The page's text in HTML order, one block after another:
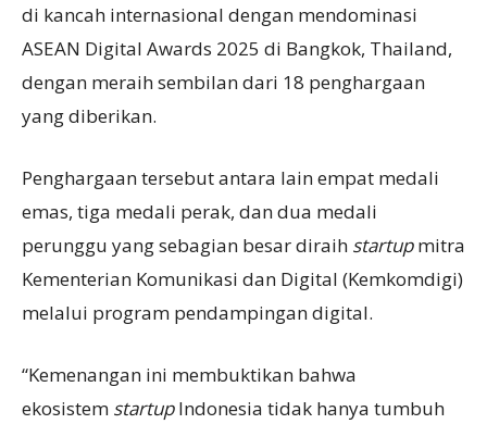
di kancah internasional dengan mendominasi
ASEAN Digital Awards 2025 di Bangkok, Thailand,
dengan meraih sembilan dari 18 penghargaan
yang diberikan.
Penghargaan tersebut antara lain empat medali
emas, tiga medali perak, dan dua medali
perunggu yang sebagian besar diraih startupmitra
Kementerian Komunikasi dan Digital (Kemkomdigi)
melalui program pendampingan digital.
“Kemenangan ini membuktikan bahwa
ekosistem startupIndonesia tidak hanya tumbuh